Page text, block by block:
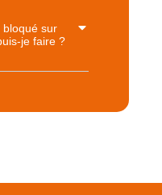
bloqué sur
je faire ?